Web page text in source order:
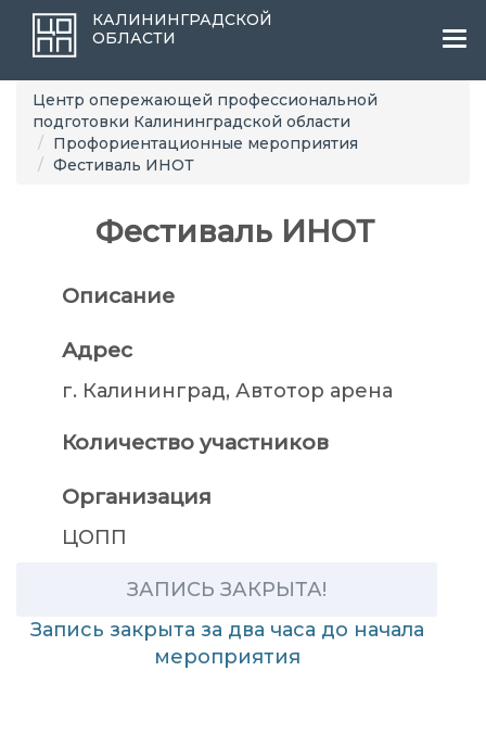
КАЛИНИНГРАДСКОЙ
ОБЛАСТИ
Центр опережающей профессиональной
подготовки Калининградской области
Профориентационные мероприятия
Фестиваль ИНОТ
Фестиваль ИНОТ
Описание
Адрес
г. Калининград, Автотор арена
Количество участников
Организация
ЦОПП
ЗАПИСЬ ЗАКРЫТА!
Запись закрыта за два часа до начала
мероприятия